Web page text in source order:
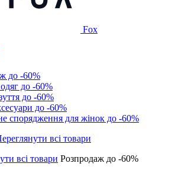
Fox
до -60%
до -60%
до -60%
до -60%
спорядження для жінок до -60%
всі товари Розпродаж до -60%